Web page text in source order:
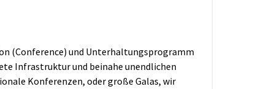
(Conference) und Unterhaltungsprogramm
Infrastruktur und beinahe unendlichen
Konferenzen, oder große Galas, wir